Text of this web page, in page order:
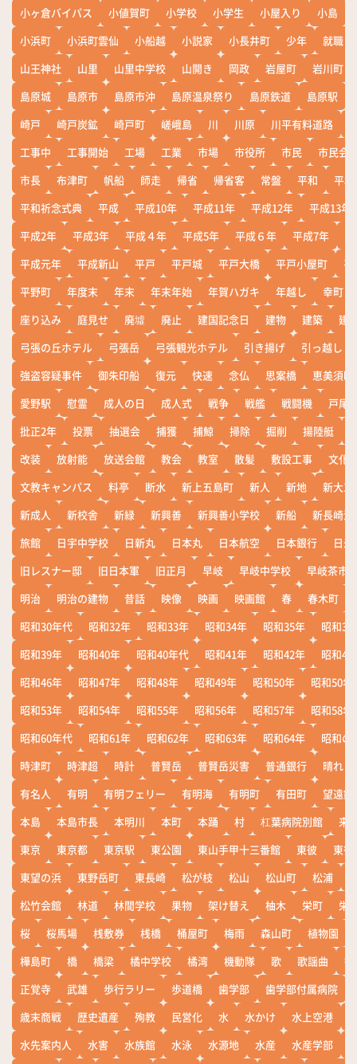
小ヶ倉バイパス 小値賀町 小学校 小学生 小屋入り 小島
小浜町
小浜町雲仙 小船越 小説家 小長井町 少年
就職
山王神社
山里 山里中学校 山開き 岡政 岩屋町
岩川町
島原城
島原市 島原市沖 島原温泉祭り 島原鉄道 島原駅
崎戸
崎戸炭鉱 崎戸町 嵯峨島 川 川原 川平有料道路
工事中
工事開始 工場 工業 市場 市役所 市民
市民会
市長
布津町 帆船 師走 帰省 帰省客 常盤 平和
平
平和祈念式典
平成 平成10年 平成11年 平成12年
平成13年
平成2年
平成3年 平成４年 平成5年 平成６年 平成7年
平成元年
平成新山 平戸 平戸城 平戸大橋 平戸小屋町
平
平野町
年度末 年末 年末年始 年賀ハガキ 年越し
幸町
座り込み
庭見せ 廃墟 廃止 建国記念日 建物 建築
建
弓張の丘ホテル
弓張岳 弓張観光ホテル 引き揚げ
引っ越し
強盗容疑事件
御朱印船 復元 快速 念仏 思案橋
恵美須町
愛野駅
慰霊 成人の日 成人式 戦争 戦艦 戦闘機
戸尾
批正2年
投票 抽選会 捕獲 捕鯨 掃除 掘削 揚陸艇
改装
放射能 放送会館 教会 教室 散髪 敷設工事
文化
文教キャンパス
料亭 断水 新上五島町 新人 新地
新大工
新成人
新校舎 新緑 新興善 新興善小学校 新船
新長崎漁
旅館
日宇中学校 日新丸 日本丸 日本航空 日本銀行
日
旧レスナー邸
旧日本軍 旧正月 早岐 早岐中学校
早岐茶市
明治
明治の建物 昔話 映像 映画 映画館 春 春木町
昭和30年代
昭和32年 昭和33年 昭和34年 昭和35年
昭和36
昭和39年
昭和40年 昭和40年代 昭和41年 昭和42年
昭和43
昭和46年
昭和47年 昭和48年 昭和49年 昭和50年
昭和50年
昭和53年
昭和54年 昭和55年 昭和56年 昭和57年
昭和58年
昭和60年代
昭和61年 昭和62年 昭和63年 昭和64年
昭和の
時津町
時津超 時計 普賢岳 普賢岳災害 普通銀行
晴れ
有名人
有明 有明フェリー 有明海 有明町 有田町
望遠鏡
本島
本島市長 本明川 本町 本踊 村 杠葉病院別館
来
東京
東京都 東京駅 東公園 東山手甲十三番館 東彼
東彼
東望の浜
東野岳町 東長崎 松が枝 松山 松山町 松浦
松竹会館
林道 林間学校 果物 架け替え 柚木 栄町
栄
桜
桜馬場 桟敷券 桟橋 桶屋町 梅雨 森山町 植物園
樺島町
橋 橋梁 橘中学校 橘湾 機動隊 歌 歌謡曲
正覚寺
武雄 歩行ラリー 歩道橋 歯学部 歯学部付属病院
歳末商戦
歴史遺産 殉教 民営化 水 水かけ 水上空港
水先案内人
水害 水族館 水泳 水源地 水産 水産学部